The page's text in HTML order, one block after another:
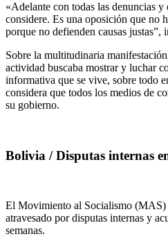
«Adelante con todas las denuncias
considere. Es una oposición que no
porque no defienden causas justas”,
Sobre la multitudinaria
actividad buscaba mostrar y luchar
informativa que se vive, sobre todo
considera que todos los medios de
su gobierno.
Bolivia / Disputas internas
El Movimiento al Socialismo (MAS)
atravesado por disputas internas y
semanas.